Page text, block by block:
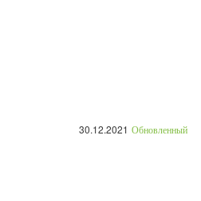
30.12.2021 Обновленный